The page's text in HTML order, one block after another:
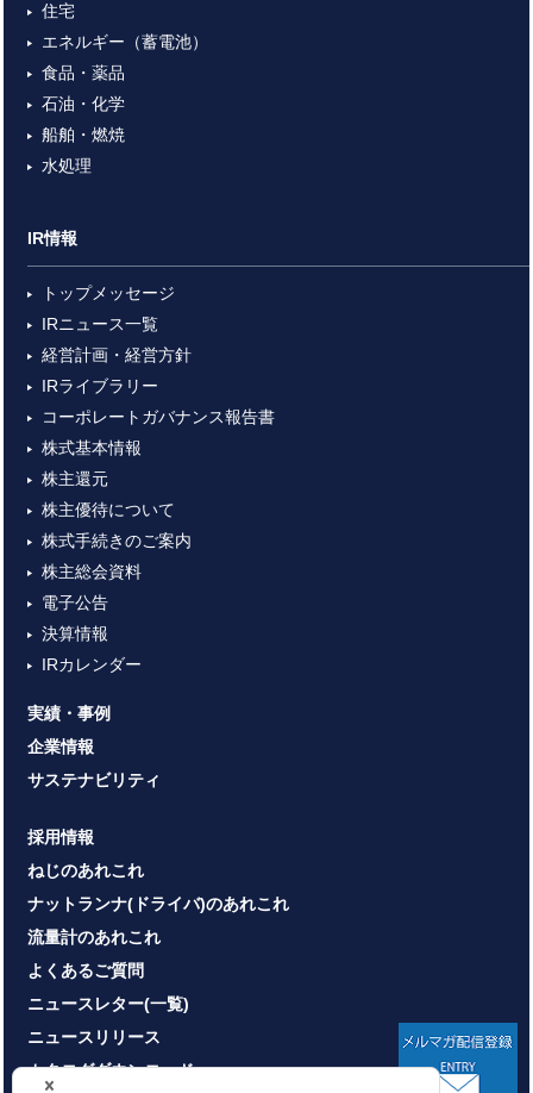
住宅
エネルギー（蓄電池）
食品・薬品
石油・化学
船舶・燃焼
水処理
IR情報
トップメッセージ
IRニュース一覧
経営計画・経営方針
IRライブラリー
コーポレートガバナンス報告書
株式基本情報
株主還元
株主優待について
株式手続きのご案内
株主総会資料
電子公告
決算情報
IRカレンダー
実績・事例
企業情報
サステナビリティ
採用情報
ねじのあれこれ
ナットランナ(ドライバ)のあれこれ
流量計のあれこれ
よくあるご質問
ニュースレター(一覧)
ニュースリリース
カタログダウンロード